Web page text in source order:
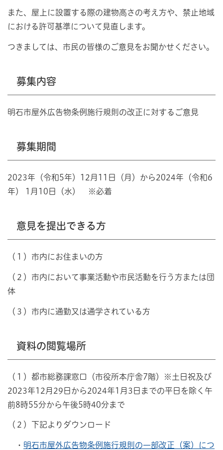
また、屋上に設置する際の建物高さの考え方や、禁止地域
における許可基準について見直します。
つきましては、市民の皆様のご意見をお聞かせください。
募集内容
明石市屋外広告物条例施行規則の改正に対するご意見
募集期間
2023年（令和5年）12月11日（月）から2024年（令和6
年） 1月10日（水） ※必着
意見を提出できる方
（１）市内にお住まいの方
（２）市内において事業活動や市民活動を行う方または団
体
（３）市内に通勤又は通学されている方
資料の閲覧場所
（１）都市総務課窓口（市役所本庁舎7階）※土日祝及び
2023年12月29日から2024年1月3日までの平日を除く午
前8時55分から午後5時40分まで
（２）下記よりダウンロード
・ 明石市屋外広告物条例施行規則の一部改正（案）につ